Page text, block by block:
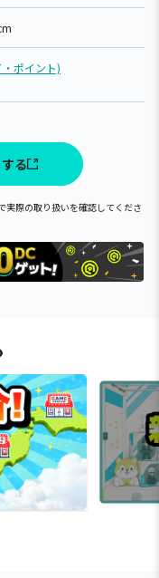
ポイント)
る
際の取り扱いを確認してくださ